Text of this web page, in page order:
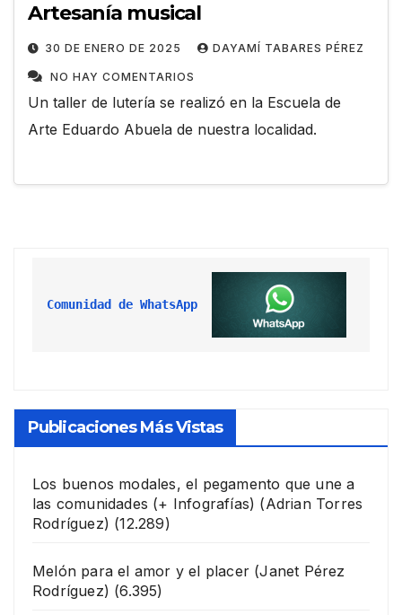
Artesanía musical
30 DE ENERO DE 2025 DAYAMÍ TABARES PÉREZ
NO HAY COMENTARIOS
Un taller de lutería se realizó en la Escuela de
Arte Eduardo Abuela de nuestra localidad.
Comunidad de WhatsApp
Publicaciones Más Vistas
Los buenos modales, el pegamento que une a
las comunidades (+ Infografías) (Adrian Torres
Rodríguez) (12.289)
Melón para el amor y el placer (Janet Pérez
Rodríguez) (6.395)